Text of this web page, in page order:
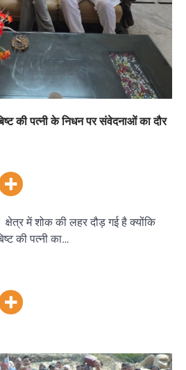
की पत्नी के निधन पर संवेदनाओं का दौर
क्षेत्र में शोक की लहर दौड़ गई है क्योंकि
की पत्नी का…